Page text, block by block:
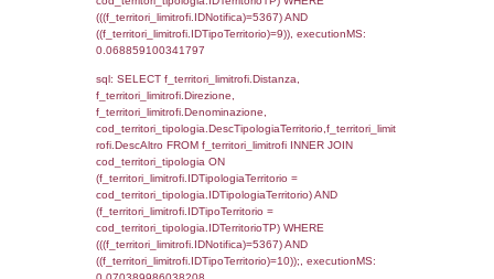
cod_territori_tipologia.IDTerritorioTP)
(((f_territori_limitrofi.IDNotifica)=5367) AND
((f_territori_limitrofi.IDTipoTerritorio)=2)),
0.069453001022339
sql: SELECT f_territori_limitrofi.Distanza,
f_territori_limitrofi.Direzione,
f_territori_limitrofi.Denominazione,
f_territori_limitrofi.DescAltro FROM
JOIN cod_territori_tipologia ON